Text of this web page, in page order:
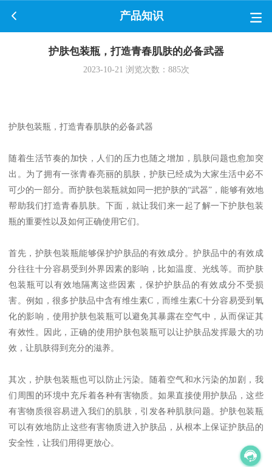
产品知识
护肤包装瓶，打造青春肌肤的必备武器
2023-10-21 浏览次数： 885次
护肤包装瓶，打造青春肌肤的必备武器
随着生活节奏的加快，人们的压力也随之增加，肌肤问题也愈加突
出。为了拥有一张青春亮丽的肌肤，护肤已经成为大家生活中必不
可少的一部分。而护肤包装瓶就如同一把护肤的“武器”，能够有效地
帮助我们打造青春肌肤。下面，就让我们来一起了解一下护肤包装
瓶的重要性以及如何正确使用它们。
首先，护肤包装瓶能够保护护肤品的有效成分。护肤品中的有效成
分往往十分容易受到外界因素的影响，比如温度、光线等。而护肤
包装瓶可以有效地隔离这些因素，保护护肤品的有效成分不受损
害。例如，很多护肤品中含有维生素C，而维生素C十分容易受到氧
化的影响，使用护肤包装瓶可以避免其暴露在空气中，从而保证其
有效性。因此，正确的使用护肤包装瓶可以让护肤品发挥最大的功
效，让肌肤得到充分的滋养。
其次，护肤包装瓶也可以防止污染。随着空气和水污染的加剧，我
们周围的环境中充斥着各种有害物质。如果直接使用护肤品，这些
有害物质很容易进入我们的肌肤，引发各种肌肤问题。护肤包装瓶
可以有效地防止这些有害物质进入护肤品，从根本上保证护肤品的
安全性，让我们用得更放心。